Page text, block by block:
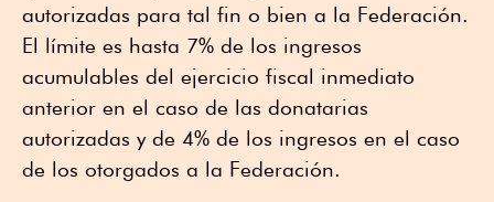
autorizadas para tal fin o bien a la Federación.
El límite es hasta 7% de los ingresos
acumulables del ejercicio fiscal inmediato
anterior en el caso de las donatarias
autorizadas y de 4% de los ingresos en el caso
de los otorgados a la Federación.